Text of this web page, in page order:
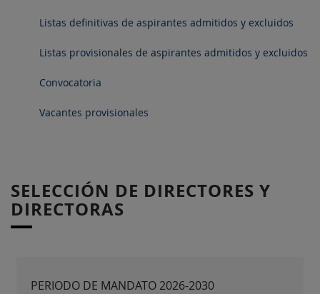
Listas definitivas de aspirantes admitidos y excluidos
Listas provisionales de aspirantes admitidos y excluidos
Convocatoria
Vacantes provisionales
SELECCIÓN DE DIRECTORES Y
DIRECTORAS
PERIODO DE MANDATO 2026-2030